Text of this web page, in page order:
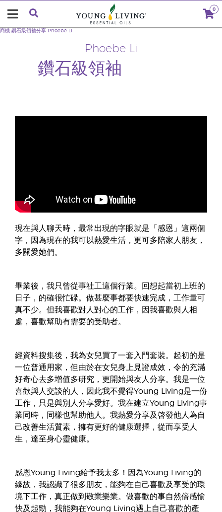
0
Phoebe Li
鑽石級領袖
商機 鑽石級領袖分享 Phoebe Li
現在與人聊天時，最常出現的字眼就是「感恩」這兩個
字，因為現在的我可以熱愛生活，更可多陪家人朋友，
多關愛她們。
畢業後，我只曾從事社工這個行業。回想起當初上班的
日子，的確很忙碌。做甚麼事都要快速完成，工作量可
真不少。但我喜歡對人對心的工作，因我喜歡與人相
處，喜歡幫助有需要的受助者。
經資料搜集後，我為女兒買了一套入門套裝。起初的是
一位普通用家，但由於在女兒身上見證成效，令的充滿
好奇心去多增值多研究，更開始與友人分享。我是一位
喜歡與人交談的人，因此我不覺得Young Living是一份
工作，只是與別人分享愛好。我在建立Young Living事
業同時，同樣也幫助他人。我熱愛分享及啓發他人為自
己改善生活質素，擁有更好的健康選擇，從而享受人
生，達至身心靈健康。
感恩Young Living給予我太多！因為Young Living的
緣故，我認識了很多朋友，能夠在自己喜歡及享受的環
境下工作，真正做到敬業樂業。做喜歡的事自然倍感愉
快及起勁，我能夠在Young Living遇上自己喜歡的產